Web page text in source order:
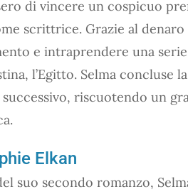
di vincere un cospicuo
scrittrice. Grazie al
e intraprendere una
l’Egitto. Selma concluse
successivo, riscuotendo un
Elkan
suo secondo romanzo,